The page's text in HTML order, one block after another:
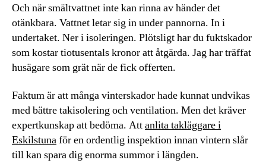
Och när smältvattnet inte kan rinna av händer det
otänkbara. Vattnet letar sig in under pannorna. In i
undertaket. Ner i isoleringen. Plötsligt har du fuktskador
som kostar tiotusentals kronor att åtgärda. Jag har träffat
husägare som grät när de fick offerten.
Faktum är att många vinterskador hade kunnat undvikas
med bättre takisolering och ventilation. Men det kräver
expertkunskap att bedöma. Attanlita takläggare i
Eskilstunaför en ordentlig inspektion innan vintern slår
till kan spara dig enorma summor i längden.